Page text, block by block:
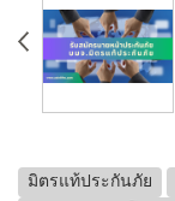
มิตรแท้ประกันภัย